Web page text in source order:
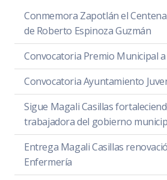
Conmemora Zapotlán el
de Roberto Espinoza Guzmán
Convocatoria Premio Municipal a
Convocatoria Ayuntamiento
Sigue Magali Casillas
trabajadora del gobierno
Entrega Magali Casillas
Enfermería